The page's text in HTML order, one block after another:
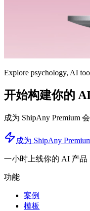
Explore psychology, AI
开始构建你的
成为 ShipAny Premium
成为 ShipAny
一小时上线你的 AI 产品
功能
案例
模板